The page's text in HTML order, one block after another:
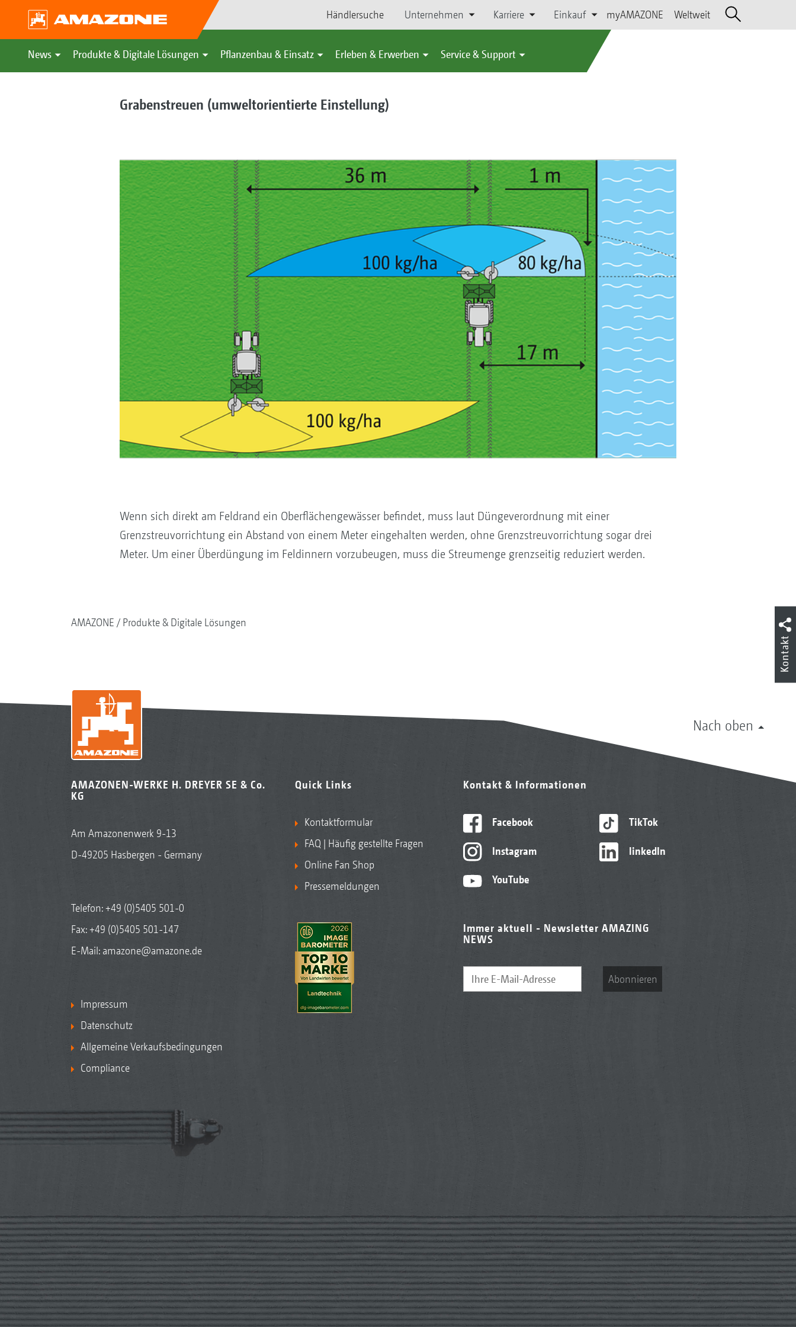
Händlersuche Unternehmen Karriere Einkauf myAMAZONE Weltweit
News Produkte & Digitale Lösungen Pflanzenbau & Einsatz Erleben & Erwerben Service & Support
Grabenstreuen (umweltorientierte Einstellung)
Wenn sich direkt am Feldrand ein Oberflächengewässer befindet, muss laut Düngeverordnung mit einer
Grenzstreuvorrichtung ein Abstand von einem Meter eingehalten werden, ohne Grenzstreuvorrichtung sogar drei
Meter. Um einer Überdüngung im Feldinnern vorzubeugen, muss die Streumenge grenzseitig reduziert werden.
AMAZONE Produkte & Digitale Lösungen
Nach oben
AMAZONEN-WERKE H. DREYER SE & Co.
KG
Am Amazonenwerk 9-13
D-49205 Hasbergen - Germany
Telefon:+49 (0)5405 501-0
Fax: +49 (0)5405 501-147
E-Mail: amazone@amazone.de
Impressum
Datenschutz
Allgemeine Verkaufsbedingungen
Compliance
Quick Links
Kontaktformular
FAQ | Häufig gestellte Fragen
Online Fan Shop
Pressemeldungen
Kontakt & Informationen
Facebook
Instagram
YouTube
TikTok
linkedIn
Immer aktuell - Newsletter AMAZING
NEWS
Abonnieren
Kontakt